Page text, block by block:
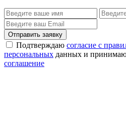
Отправить заявку
Подтверждаю согласие с
персональных данных и
соглашение